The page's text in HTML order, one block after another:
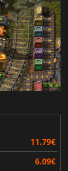
11.79€
6.09€